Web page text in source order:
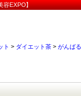
容EXPO】
ト > ダイエット茶 > がんば